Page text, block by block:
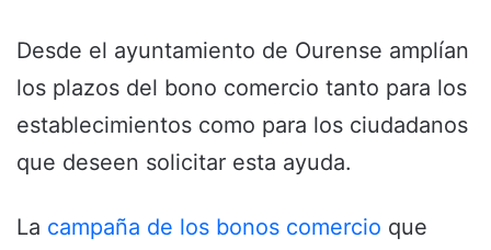
Desde el ayuntamiento de Ourense amplían
los plazos del bono comercio tanto para los
establecimientos como para los ciudadanos
que deseen solicitar esta ayuda.
La campaña de los bonos comercio que